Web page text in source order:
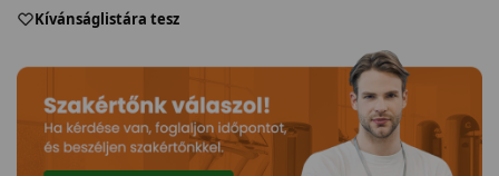
Kívánságlistára tesz